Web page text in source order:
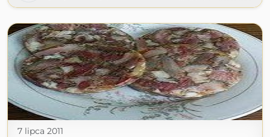
7 lipca 2011